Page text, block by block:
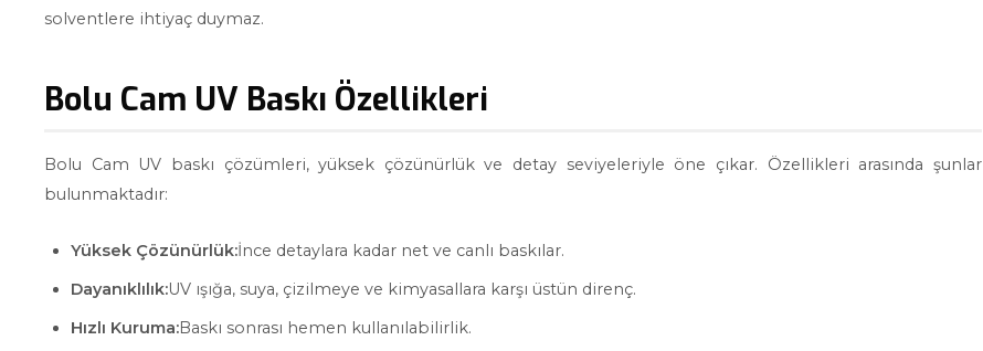
solventlere ihtiyaç duymaz.
Bolu Cam UV Baskı Özellikleri
Bolu Cam UV baskı çözümleri, yüksek çözünürlük ve detay seviyeleriyle öne çıkar. Özellikleri arasında şunlar
bulunmaktadır:
Yüksek Çözünürlük:İnce detaylara kadar net ve canlı baskılar.
Dayanıklılık:UV ışığa, suya, çizilmeye ve kimyasallara karşı üstün direnç.
Hızlı Kuruma:Baskı sonrası hemen kullanılabilirlik.